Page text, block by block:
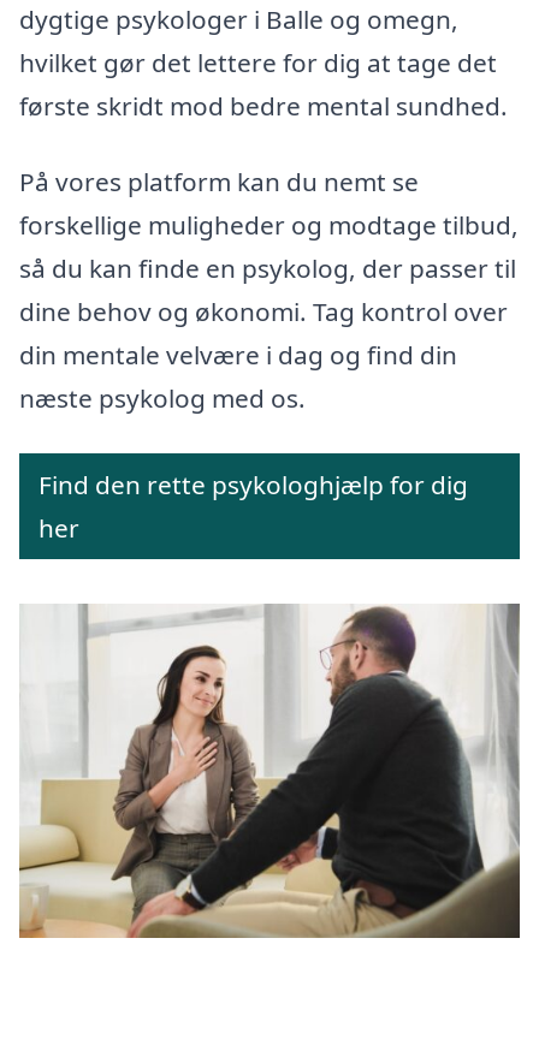
dygtige psykologer i Balle og omegn,
hvilket gør det lettere for dig at tage det
første skridt mod bedre mental sundhed.
På vores platform kan du nemt se
forskellige muligheder og modtage tilbud,
så du kan finde en psykolog, der passer til
dine behov og økonomi. Tag kontrol over
din mentale velvære i dag og find din
næste psykolog med os.
Find den rette psykologhjælp for dig
her